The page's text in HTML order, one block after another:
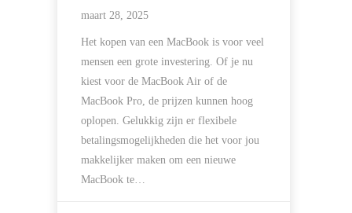
maart 28, 2025
Het kopen van een MacBook is voor veel
mensen een grote investering. Of je nu
kiest voor de MacBook Air of de
MacBook Pro, de prijzen kunnen hoog
oplopen. Gelukkig zijn er flexibele
betalingsmogelijkheden die het voor jou
makkelijker maken om een nieuwe
MacBook te…